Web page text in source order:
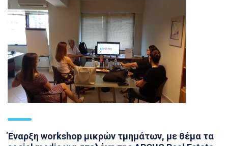
Έναρξη workshop μικρών τμημάτων, με θέμα τα